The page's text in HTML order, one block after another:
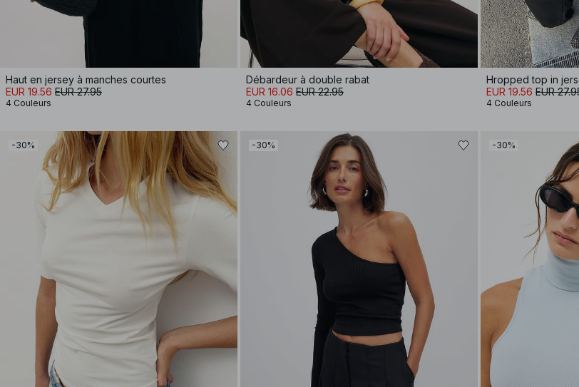
Haut en jersey à manches courtes
EUR 19.56 EUR 27.95
4 Couleurs
Débardeur à double rabat
EUR 16.06 EUR 22.95
4 Couleurs
Hropped top in
EUR 19.56 EUR
4 Couleurs
-30% -30% -30%